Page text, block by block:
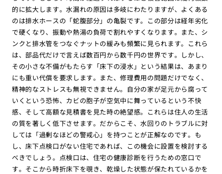
的に拡大します。水漏れの原因は多岐にわたりますが、よくある
のは排水ホースの「蛇腹部分」の亀裂です。この部分は経年劣化
で硬くなり、振動や熱湯の負荷で割れやすくなります。また、シ
ンクと排水管をつなぐナットの緩みも頻繁に見られます。これら
は、部品代だけで言えば数百円から数千円の世界です。しかし、
その小さな不備がもたらす「床下の浸水」という結果は、あまり
にも重い代償を要求します。また、修理費用の問題だけでなく、
精神的なストレスも無視できません。自分の家が足元から腐って
いくという恐怖、カビの胞子が空気中に舞っているという不快
感、そして高額な見積書を見た時の絶望感。これらは住人の生活
の質を著しく低下させます。だからこそ、水回りのトラブルに対
しては「過剰なほどの警戒心」を持つことが正解なのです。も
し、床下点検口がない住宅であれば、この機会に設置を検討する
べきでしょう。点検口は、住宅の健康診断を行うための窓口で
す。そこから時折床下を覗き、乾燥した状態が保たれているかを